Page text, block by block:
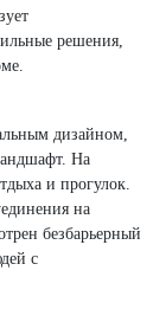
решения,
дизайном,
На
и прогулок.
на
безбарьерный
с